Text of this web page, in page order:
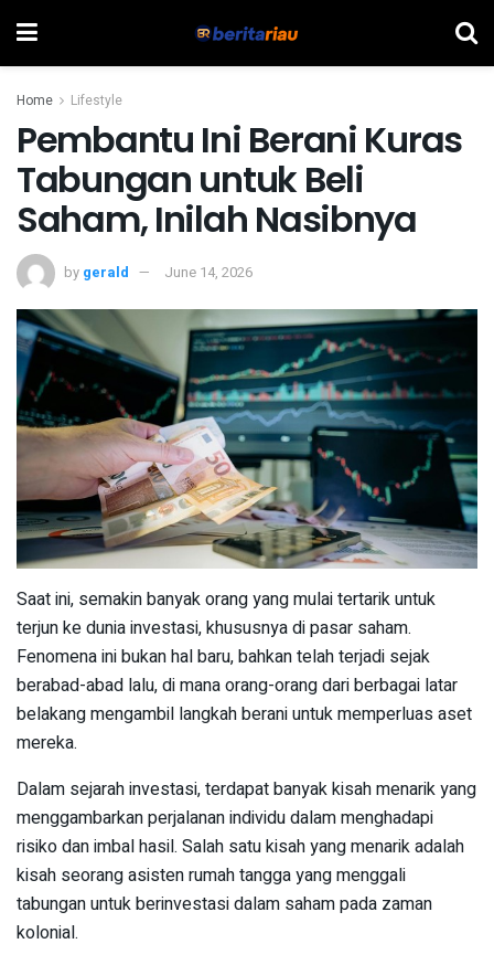
Home Lifestyle
Pembantu Ini Berani Kuras
Tabungan untuk Beli
Saham, Inilah Nasibnya
by gerald June 14, 2026
Saat ini, semakin banyak orang yang mulai tertarik untuk
terjun ke dunia investasi, khususnya di pasar saham.
Fenomena ini bukan hal baru, bahkan telah terjadi sejak
berabad-abad lalu, di mana orang-orang dari berbagai latar
belakang mengambil langkah berani untuk memperluas aset
mereka.
Dalam sejarah investasi, terdapat banyak kisah menarik yang
menggambarkan perjalanan individu dalam menghadapi
risiko dan imbal hasil. Salah satu kisah yang menarik adalah
kisah seorang asisten rumah tangga yang menggali
tabungan untuk berinvestasi dalam saham pada zaman
kolonial.